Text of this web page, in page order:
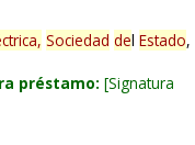
Sociedad del Estado,
préstamo: Signatura